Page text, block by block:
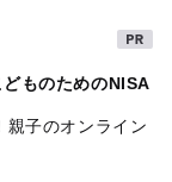
ものためのNISA
親子のオンライン